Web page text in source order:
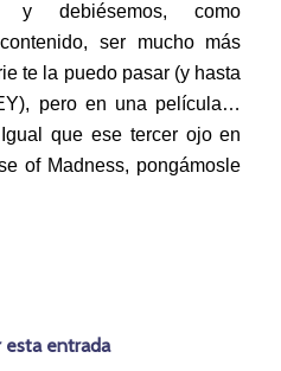
y debiésemos, como
ser mucho más
te la puedo pasar (y hasta
pero en una película…
que ese tercer ojo en
of Madness, pongámosle
esta entrada